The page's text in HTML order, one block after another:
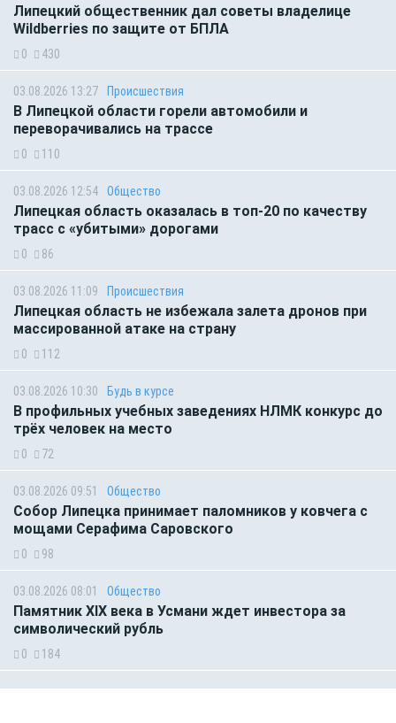
Липецкий общественник дал советы владелице
Wildberries по защите от БПЛА
0 430
03.08.2026 13:27 Происшествия
В Липецкой области горели автомобили и
переворачивались на трассе
0 110
03.08.2026 12:54 Общество
Липецкая область оказалась в топ-20 по качеству
трасс с «убитыми» дорогами
0 86
03.08.2026 11:09 Происшествия
Липецкая область не избежала залета дронов при
массированной атаке на страну
0 112
03.08.2026 10:30 Будь в курсе
В профильных учебных заведениях НЛМК конкурс до
трёх человек на место
0 72
03.08.2026 09:51 Общество
Собор Липецка принимает паломников у ковчега с
мощами Серафима Саровского
0 98
03.08.2026 08:01 Общество
Памятник XIX века в Усмани ждет инвестора за
символический рубль
0 184